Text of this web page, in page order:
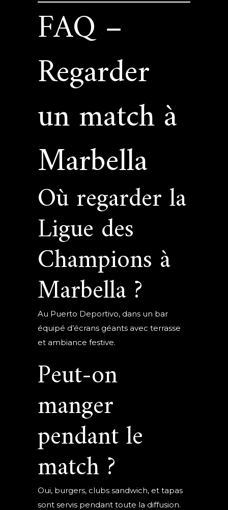
FAQ –
Regarder
un match à
Marbella
Où regarder la
Ligue des
Champions à
Marbella ?
Au Puerto Deportivo, dans un bar
équipé d’écrans géants avec terrasse
et ambiance festive.
Peut-on
manger
pendant le
match ?
Oui, burgers, clubs sandwich, et tapas
sont servis pendant toute la diffusion.